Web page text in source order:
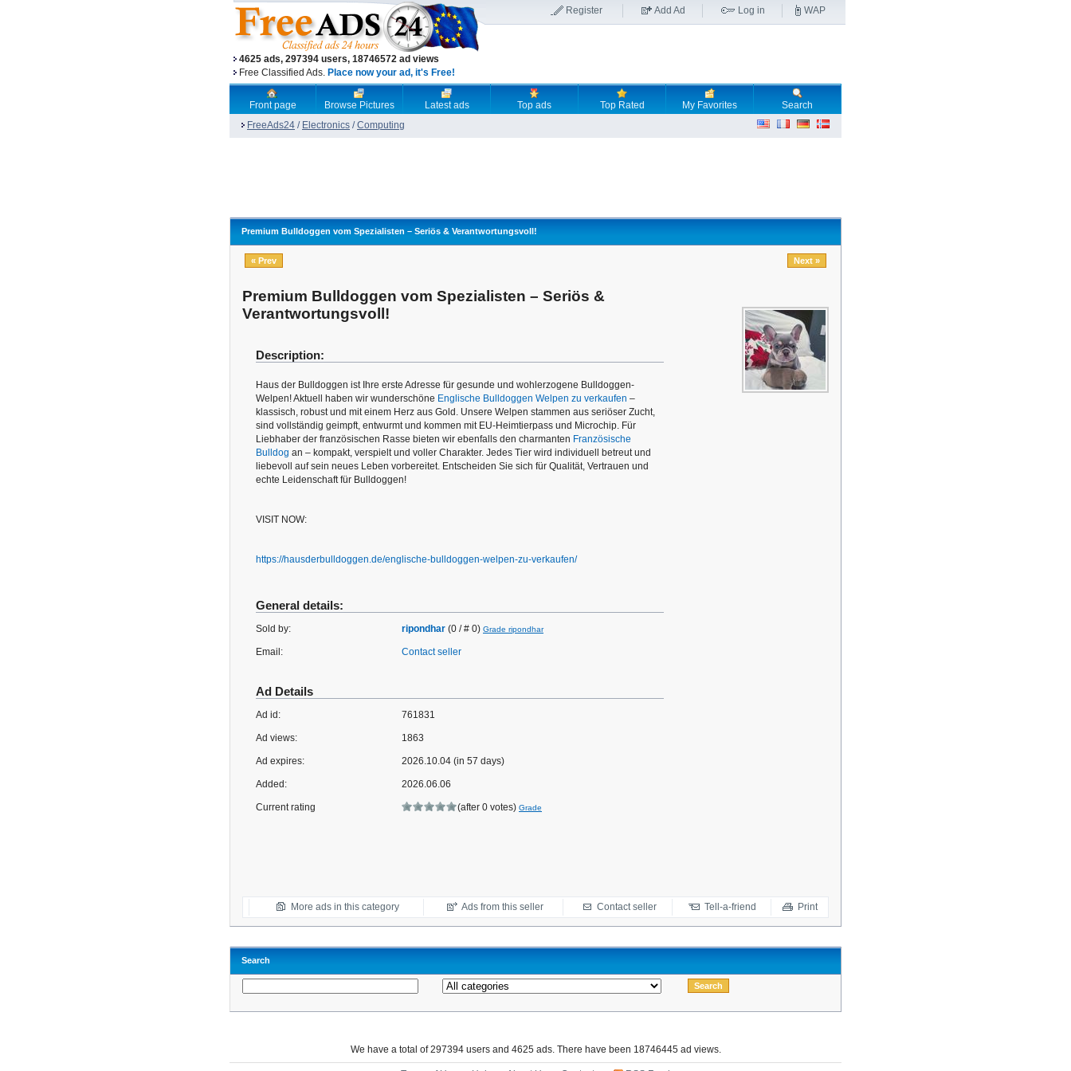
4625 ads, 297394 users, 18746572 ad views
Free Classified Ads. Place now your ad, it's Free!
Register Add Ad Log in WAP
Front page Browse Pictures Latest ads Top ads Top Rated My Favorites
Search
FreeAds24 / Electronics /Computing
Premium Bulldoggen vom Spezialisten – Seriös & Verantwortungsvoll!
« Prev Next »
Premium Bulldoggen vom Spezialisten – Seriös &
Verantwortungsvoll!
Description:
Haus der Bulldoggen ist Ihre erste Adresse für gesunde und wohlerzogene Bulldoggen-
Welpen! Aktuell haben wir wunderschöne Englische Bulldoggen Welpen zu verkaufen –
klassisch, robust und mit einem Herz aus Gold. Unsere Welpen stammen aus seriöser Zucht,
sind vollständig geimpft, entwurmt und kommen mit EU-Heimtierpass und Microchip. Für
Liebhaber der französischen Rasse bieten wir ebenfalls den charmanten Französische
Bulldog an – kompakt, verspielt und voller Charakter. Jedes Tier wird individuell betreut und
liebevoll auf sein neues Leben vorbereitet. Entscheiden Sie sich für Qualität, Vertrauen und
echte Leidenschaft für Bulldoggen!
VISIT NOW:
https://hausderbulldoggen.de/englische-bulldoggen-welpen-zu-verkaufen/
General details:
Sold by: ripondhar (0 / # 0) Grade ripondhar
Email: Contact seller
Ad Details
Ad id: 761831
Ad views: 1863
Ad expires: 2026.10.04 (in 57 days)
Added: 2026.06.06
Current rating (after 0 votes) Grade
More ads in this category Ads from this seller Contact seller Tell-a-friend Print
Search
We have a total of 297394 users and 4625 ads. There have been 18746445 ad views.